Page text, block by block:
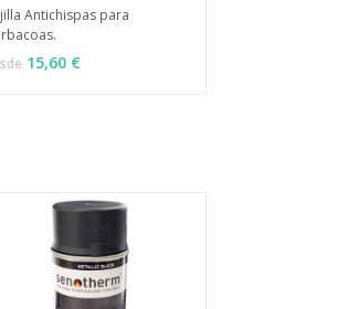
VER OPCIONES
Antichispas para
15,60 €